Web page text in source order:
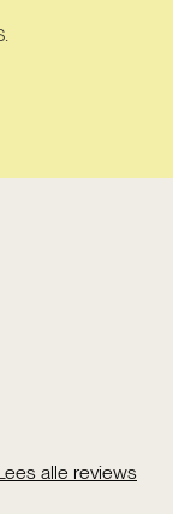
alle reviews